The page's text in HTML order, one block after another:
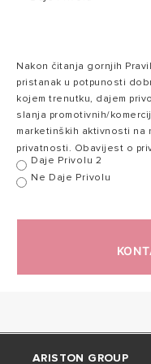
vode Pn
Učinak
sagorijevanja (u
dimu)
Učinak pri
nazivnom
Učinak pri
nazivnom
Nakon čitanja gornjih
pristanak u potpunosti
kojem trenutku, dajem
slanja promotivnih/
marketinških aktivnosti na
privatnosti. Obavijest o
Daje Privolu 2
Ne Daje Privolu
ARISTON GROUP